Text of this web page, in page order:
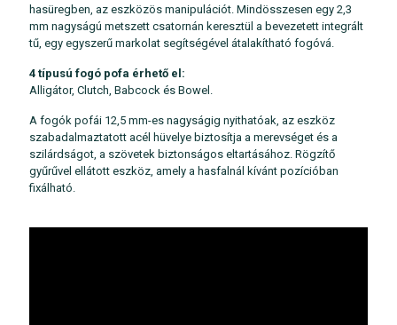
hasüregben, az eszközös manipulációt. Mindösszesen egy 2,3
mm nagyságú metszett csatornán keresztül a bevezetett integrált
tű, egy egyszerű markolat segítségével átalakítható fogóvá.
4 típusú fogó pofa érhető el:
Alligátor, Clutch, Babcock és Bowel.
A fogók pofái 12,5 mm-es nagyságig nyithatóak, az eszköz
szabadalmaztatott acél hüvelye biztosítja a merevséget és a
szilárdságot, a szövetek biztonságos eltartásához. Rögzítő
gyűrűvel ellátott eszköz, amely a hasfalnál kívánt pozícióban
fixálható.